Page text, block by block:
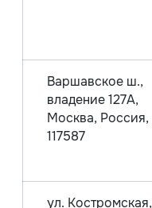
Варшавское ш.,
владение 127А,
Москва, Россия,
117587
ул. Костромская,